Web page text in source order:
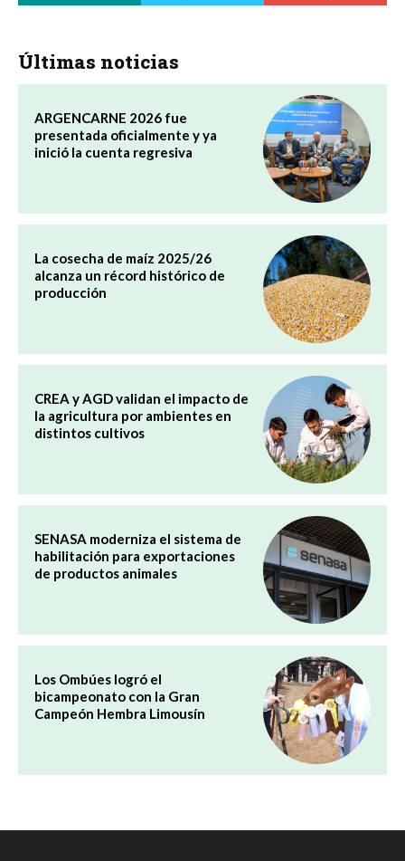
Últimas noticias
ARGENCARNE 2026 fue
presentada oficialmente y ya
inició la cuenta regresiva
La cosecha de maíz 2025/26
alcanza un récord histórico de
producción
CREA y AGD validan el impacto de
la agricultura por ambientes en
distintos cultivos
SENASA moderniza el sistema de
habilitación para exportaciones
de productos animales
Los Ombúes logró el
bicampeonato con la Gran
Campeón Hembra Limousín